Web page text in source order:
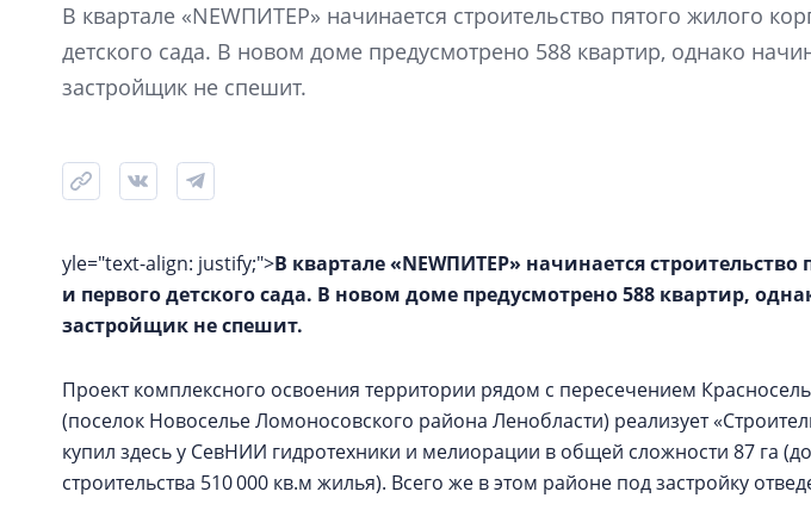
В квартале «NEWПИТЕР» начинается строительство пятого жилого
детского сада. В новом доме предусмотрено 588 квартир, однако
застройщик не спешит.
yle="text-align: justify;">В квартале «NEWПИТЕР» начинается строительство
и первого детского сада. В новом доме предусмотрено 588 квартир,
застройщик не спешит.
Проект комплексного освоения территории рядом с пересечением
(поселок Новоселье Ломоносовского района Ленобласти) реализует
купил здесь у СевНИИ гидротехники и мелиорации в общей сложности 87 га
строительства 510 000 кв.м жилья). Всего же в этом районе под застройку